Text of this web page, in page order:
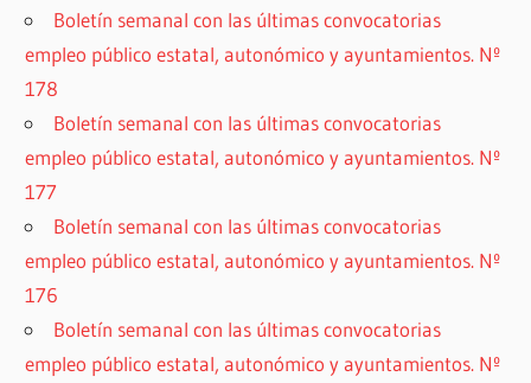
Boletín semanal con las últimas convocatorias
empleo público estatal, autonómico y ayuntamientos. Nº
178
Boletín semanal con las últimas convocatorias
empleo público estatal, autonómico y ayuntamientos. Nº
177
Boletín semanal con las últimas convocatorias
empleo público estatal, autonómico y ayuntamientos. Nº
176
Boletín semanal con las últimas convocatorias
empleo público estatal, autonómico y ayuntamientos. Nº